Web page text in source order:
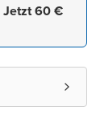
Jetzt 60 €